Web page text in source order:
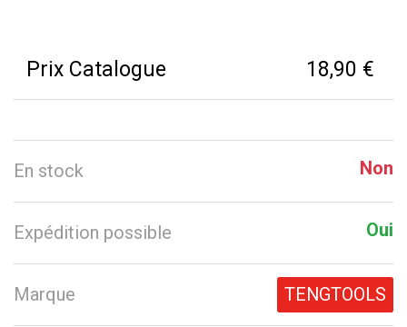
Prix Catalogue 18,90 €
En stock Non
Expédition possible Oui
Marque TENGTOOLS